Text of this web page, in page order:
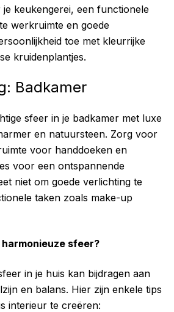
keukengerei, een functionele
werkruimte en goede
toe met kleurrijke
kruidenplantjes.
Badkamer
sfeer in je badkamer met luxe
en natuursteen. Zorg voor
voor handdoeken en
voor een ontspannende
niet om goede verlichting te
taken zoals make-up
sfeer?
in je huis kan bijdragen aan
en balans. Hier zijn enkele tips
interieur te creëren: